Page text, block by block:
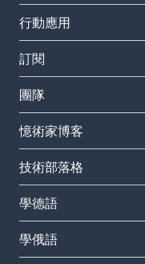
行動應用
訂閱
團隊
憶術家博客
技術部落格
學德語
學俄語